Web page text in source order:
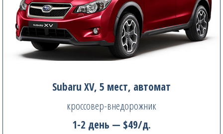
Subaru XV, 5 мест, автомат
кроссовер-внедорожник
1-2 день — $49/д.